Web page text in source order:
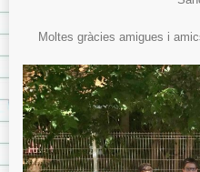
Moltes gràcies amigues i